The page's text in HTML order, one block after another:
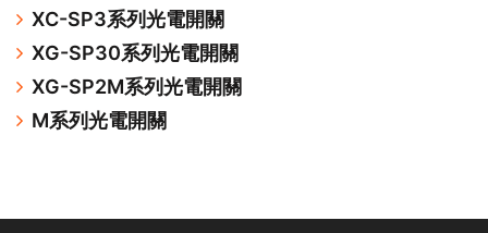
XC-SP3系列光電開關
XG-SP30系列光電開關
XG-SP2M系列光電開關
M系列光電開關